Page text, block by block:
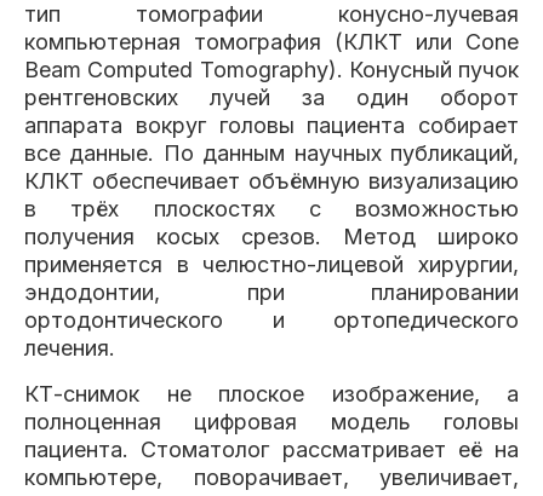
тип томографии конусно-лучевая
компьютерная томография (КЛКТ или Cone
Beam Computed Tomography). Конусный пучок
рентгеновских лучей за один оборот
аппарата вокруг головы пациента собирает
все данные. По данным научных публикаций,
КЛКТ обеспечивает объёмную визуализацию
в трёх плоскостях с возможностью
получения косых срезов. Метод широко
применяется в челюстно-лицевой хирургии,
эндодонтии, при планировании
ортодонтического и ортопедического
лечения.
КТ-снимок не плоское изображение, а
полноценная цифровая модель головы
пациента. Стоматолог рассматривает её на
компьютере, поворачивает, увеличивает,